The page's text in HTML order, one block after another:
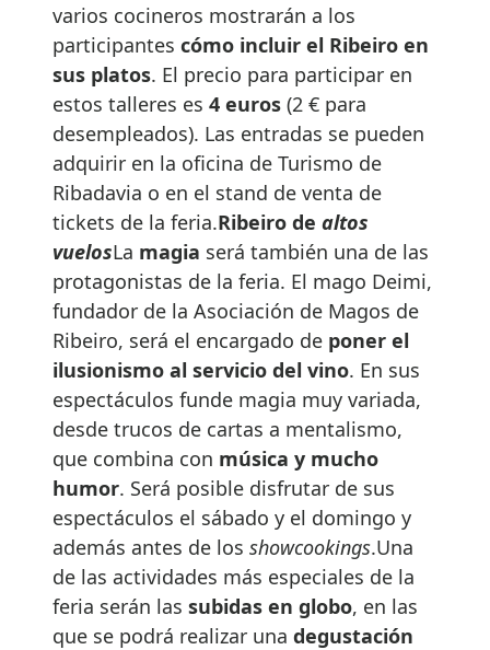
varios cocineros mostrarán a los
participantes cómo incluir el Ribeiro en
sus platos. El precio para participar en
estos talleres es 4 euros (2 € para
desempleados). Las entradas se pueden
adquirir en la oficina de Turismo de
Ribadavia o en el stand de venta de
tickets de la feria.Ribeiro de altos
vuelosLa magia será también una de las
protagonistas de la feria. El mago Deimi,
fundador de la Asociación de Magos de
Ribeiro, será el encargado de poner el
ilusionismo al servicio del vino. En sus
espectáculos funde magia muy variada,
desde trucos de cartas a mentalismo,
que combina con música y mucho
humor. Será posible disfrutar de sus
espectáculos el sábado y el domingo y
además antes de los showcookings.Una
de las actividades más especiales de la
feria serán las subidas en globo, en las
que se podrá realizar una degustación